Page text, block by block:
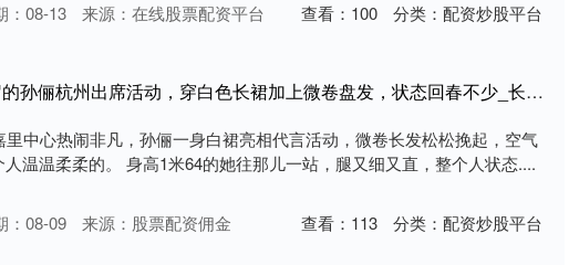
：08-13 来源：在线股票配资平台 查看： 100 分类： 配资炒股平台
天载配资 43岁的孙俪杭州出席活动，穿白色长裙加上微卷盘发，状态回春不少_长发_自然
里中心热闹非凡，孙俪一身白裙亮相代言活动，微卷长发松松挽起，空气
温温柔柔的。 身高1米64的她往那儿一站，腿又细又直，整个人状态....
：08-09 来源：股票配资佣金 查看： 113 分类： 配资炒股平台